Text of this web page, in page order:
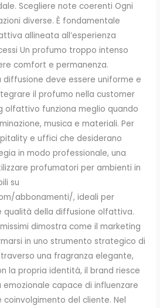
Scegliere note coerenti Ogni
diverse. È fondamentale
allineata all’esperienza
Un profumo troppo intenso
comfort e permanenza.
diffusione deve essere uniforme e
il profumo nella customer
olfattivo funziona meglio quando
musica e materiali. Per
e uffici che desiderano
in modo professionale, una
profumatori per ambienti in
su
abbonamenti/, ideali per
qualità della diffusione olfattiva.
dimostra come il marketing
in uno strumento strategico di
una fragranza elegante,
la propria identità, il brand riesce
emozionale capace di influenzare
del cliente. Nel